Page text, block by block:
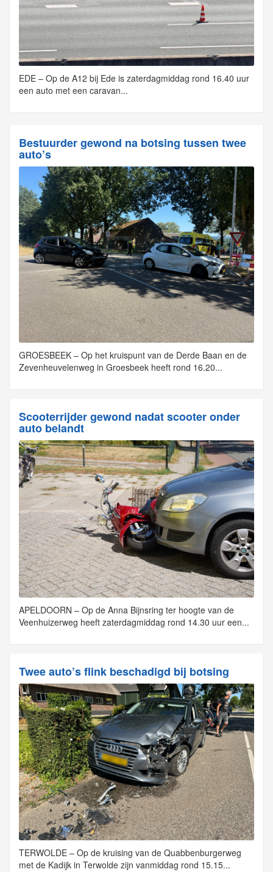
EDE – Op de A12 bij Ede is zaterdagmiddag rond 16.40 uur
een auto met een caravan...
Bestuurder gewond na botsing tussen twee
auto’s
GROESBEEK – Op het kruispunt van de Derde Baan en de
Zevenheuvelenweg in Groesbeek heeft rond 16.20...
Scooterrijder gewond nadat scooter onder
auto belandt
APELDOORN – Op de Anna Bijnsring ter hoogte van de
Veenhuizerweg heeft zaterdagmiddag rond 14.30 uur een...
Twee auto’s flink beschadigd bij botsing
TERWOLDE – Op de kruising van de Quabbenburgerweg
met de Kadijk in Terwolde zijn vanmiddag rond 15.15...